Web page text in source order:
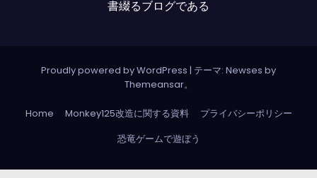
書綴るブログである
Proudly powered by WordPress | テーマ: Newses by
Themeansar。
Home Monkey125改造に関する資料
プライバシーポリシー
恐竜ゲームで遊ぼう